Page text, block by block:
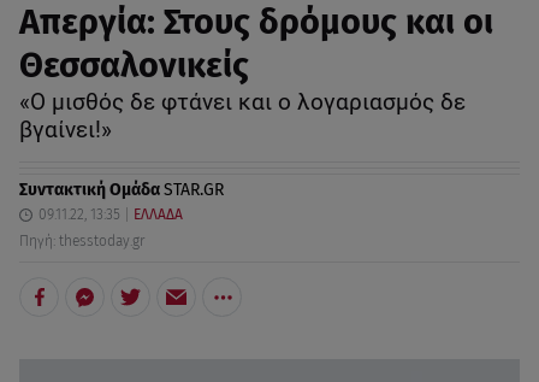
Απεργία: Στους δρόμους και οι
Θεσσαλονικείς
«Ο μισθός δε φτάνει και ο λογαριασμός δε
βγαίνει!»
Συντακτική ΟμάδαSTAR.GR
09.11.22, 13:35
ΕΛΛΑΔΑ
Πηγή: thesstoday.gr